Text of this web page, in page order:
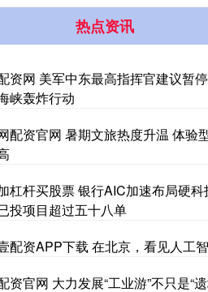
热点资讯
资网 美军中东最高指挥官建议暂
峡轰炸行动
配资官网 暑期文旅热度升温 体验
杠杆买股票 银行AIC加速布局硬科
投项目超过五十八单
配资APP下载 在北京，看见人工
资官网 大力发展“工业游”不只是“